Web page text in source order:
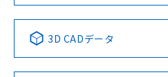
以上、n: 90mm以上
Pb Hg
No No
この製品の
その他の認証はこちら
3D CADデータ